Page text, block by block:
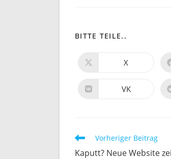
BITTE TEILE..
X
VK
Vorheriger Beitrag
Kaputt? Neue Website